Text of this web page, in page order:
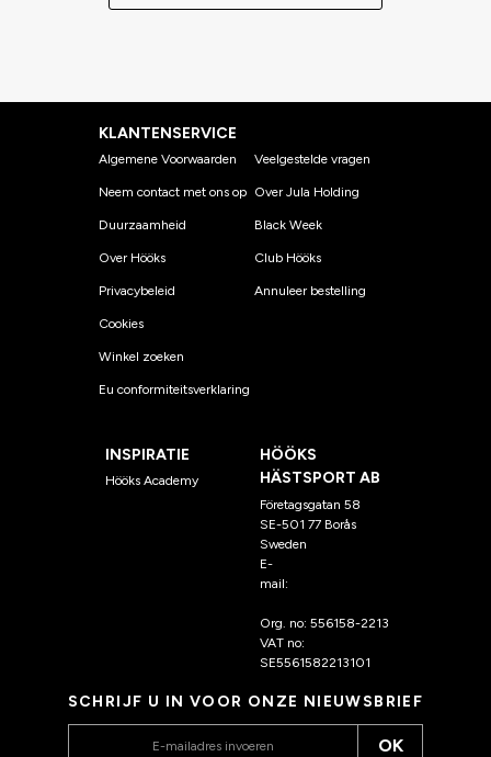
KLANTENSERVICE
Algemene Voorwaarden
Neem contact met ons op
Duurzaamheid
Over Hööks
Privacybeleid
Cookies
Winkel zoeken
Eu conformiteitsverklaring
Veelgestelde vragen
Over Jula Holding
Black Week
Club Hööks
Annuleer bestelling
INSPIRATIE
Hööks Academy
HÖÖKS
HÄSTSPORT AB
Företagsgatan 58
SE-501 77 Borås
Sweden
E-
mail:
Org. no: 556158-2213
VAT no:
SE5561582213101
SCHRIJF U IN VOOR ONZE NIEUWSBRIEF
OK